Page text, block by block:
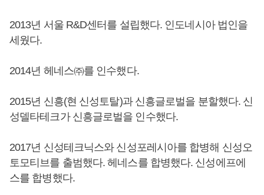
2013년 서울 R&D센터를 설립했다. 인도네시아 법인을
세웠다.
2014년 헤네스㈜를 인수했다.
2015년 신흥(현 신성토탈)과 신흥글로벌을 분할했다. 신
성델타테크가 신흥글로벌을 인수했다.
2017년 신성테크닉스와 신성포레시아를 합병해 신성오
토모티브를 출범했다. 헤네스를 합병했다. 신성에프에
스를 합병했다.